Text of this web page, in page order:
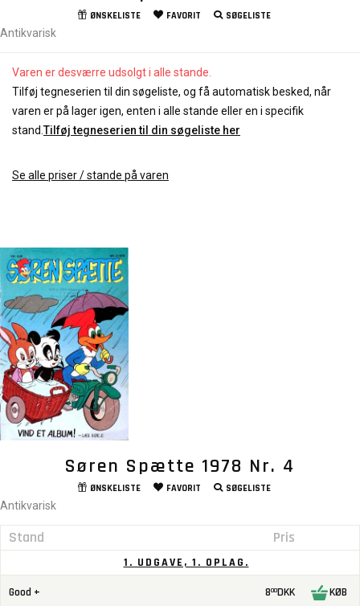
ØNSKELISTE FAVORIT SØGELISTE
Antikvarisk
Varen er desværre udsolgt i alle stande.
Tilføj tegneserien til din søgeliste, og få automatisk besked, når
varen er på lager igen, enten i alle stande eller en i specifik
stand.Tilføj tegneserien til din søgeliste her
Se alle priser / stande på varen
Søren Spætte 1978 Nr. 4
ØNSKELISTE FAVORIT SØGELISTE
Antikvarisk
Stand Pris
1. UDGAVE, 1. OPLAG.
Good + 800DKK KØB